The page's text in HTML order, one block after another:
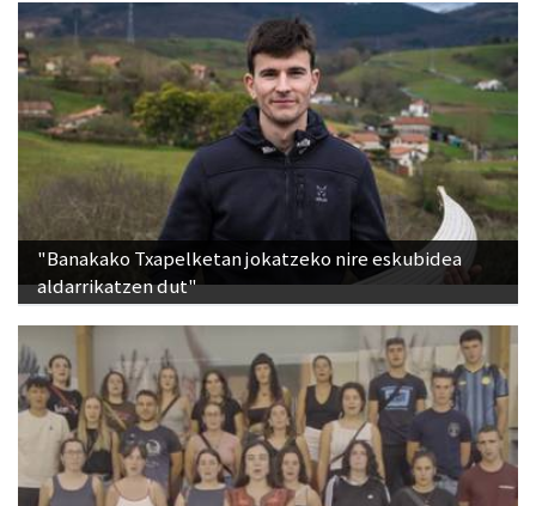
"Banakako Txapelketan jokatzeko nire eskubidea
aldarrikatzen dut"